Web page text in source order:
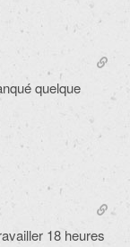
quelque
18 heures